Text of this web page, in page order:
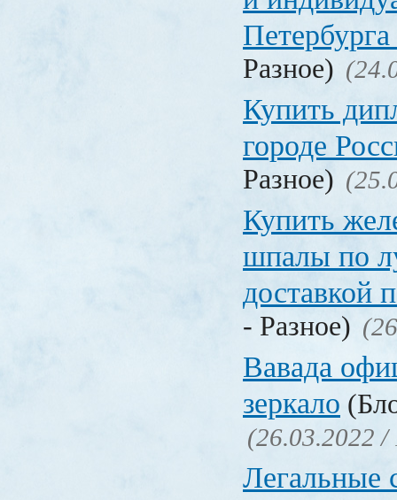
Петербурга
Разное)
Купить
городе
Разное)
Купить
шпалы по
доставкой
- Разное)
Вавада
зеркало
(26.03.2022 /
Легальные